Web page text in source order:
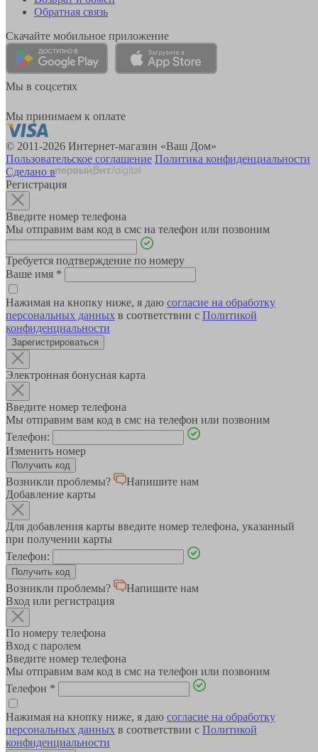
Обратная связь
Скачайте мобильное приложение
Мы в соцсетях
Мы принимаем к оплате
© 2011-2026 Интернет-магазин «Ваш Дом»
Пользовательское соглашение Политика конфиденциальности
Сделано в
Регистрация
Введите номер телефона
Мы отправим вам код в смс на телефон или позвоним
Требуется подтверждение по номеру
Ваше имя *
Нажимая на кнопку ниже, я даю согласие на обработку
персональных данных в соответствии с Политикой
конфиденциальности
Зарегистрироваться
Электронная бонусная карта
Введите номер телефона
Мы отправим вам код в смс на телефон или позвоним
Телефон:
Изменить номер
Возникли проблемы?
Напишите нам
Добавление карты
Для добавления карты введите номер телефона, указанный
при получении карты
Телефон:
Возникли проблемы?
Напишите нам
Вход или регистрация
По номеру телефона
Вход с паролем
Введите номер телефона
Мы отправим вам код в смс на телефон или позвоним
Телефон *
Нажимая на кнопку ниже, я даю согласие на обработку
персональных данных в соответствии с Политикой
конфиденциальности